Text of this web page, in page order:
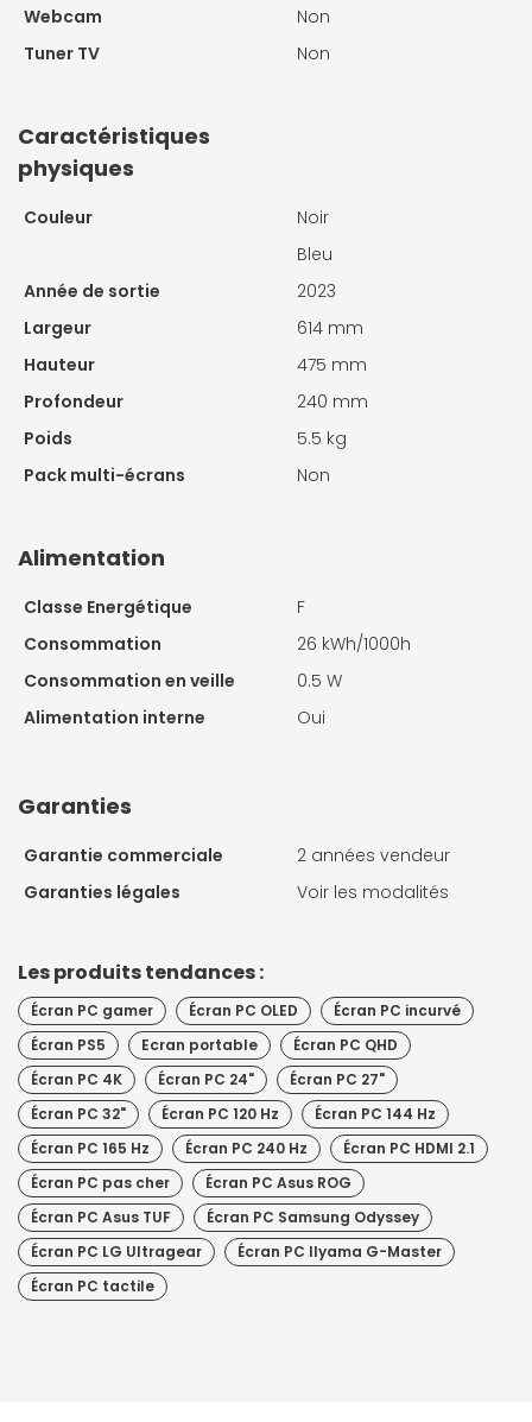
Webcam
Non
Tuner TV
Non
Caractéristiques
physiques
Couleur
Noir
Bleu
Année de sortie
2023
Largeur
614 mm
Hauteur
475 mm
Profondeur
240 mm
Poids
5.5 kg
Pack multi-écrans
Non
Alimentation
Classe Energétique
F
Consommation
26 kWh/1000h
Consommation en veille
0.5 W
Alimentation interne
Oui
Garanties
Garantie commerciale
2 années vendeur
Garanties légales
Voir les modalités
Les produits tendances :
Écran PC gamer Écran PC OLED
Écran PC incurvé
Écran PS5
Ecran portable
Écran PC QHD
Écran PC 4K
Écran PC 24"
Écran PC 27"
Écran PC 32"
Écran PC 120 Hz
Écran PC 144 Hz
Écran PC 165 Hz
Écran PC 240 Hz
Écran PC HDMI 2.1
Écran PC pas cher
Écran PC Asus ROG
Écran PC Asus TUF
Écran PC Samsung Odyssey
Écran PC LG Ultragear
Écran PC IIyama G-Master
Écran PC tactile